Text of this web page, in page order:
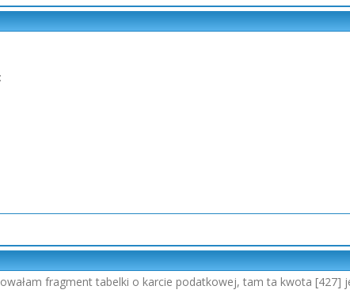
fragment tabelki o karcie podatkowej, tam ta kwota [427]